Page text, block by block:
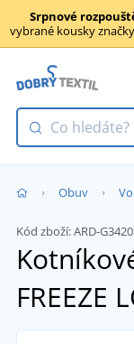
Srpnové
vybrané kousky značky
Obuv
Kód zboží:ARD-G3420
FREEZE